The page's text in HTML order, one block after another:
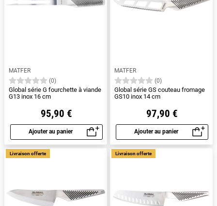
MATFER
(0)
Global série G fourchette à viande
G13 inox 16 cm
95,90 €
Ajouter au panier
Aperçu rapide
MATFER
(0)
Global série GS couteau fromage
GS10 inox 14 cm
97,90 €
Ajouter au panier
Aperçu rapide
Livraison offerte Livraison offerte